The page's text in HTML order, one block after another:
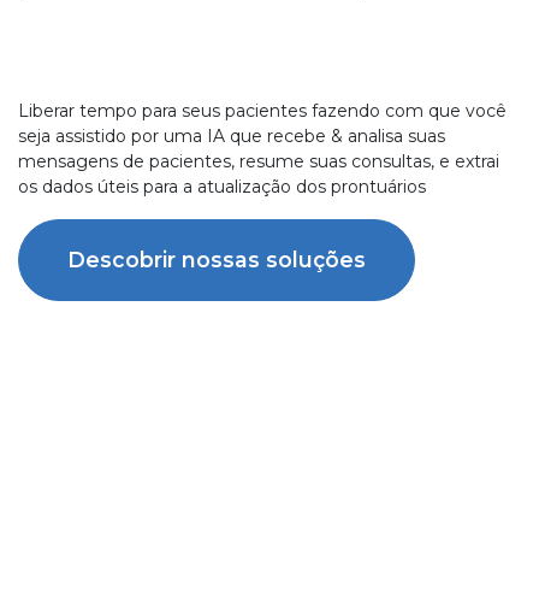
Liberar tempo para seus pacientes fazendo com que você
seja assistido por uma IA que recebe & analisa suas
mensagens de pacientes, resume suas consultas, e extrai
os dados úteis para a atualização dos prontuários
Descobrir nossas soluções